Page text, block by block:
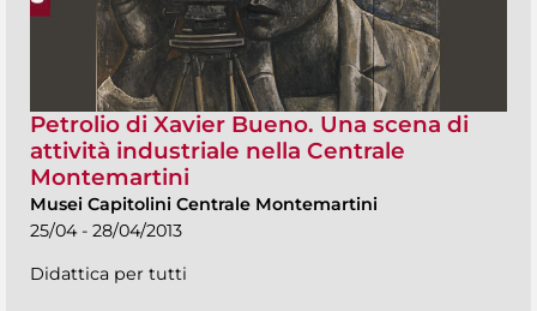
Petrolio di Xavier Bueno. Una scena di
attività industriale nella Centrale
Montemartini
Musei Capitolini Centrale Montemartini
25/04 - 28/04/2013
Didattica per tutti